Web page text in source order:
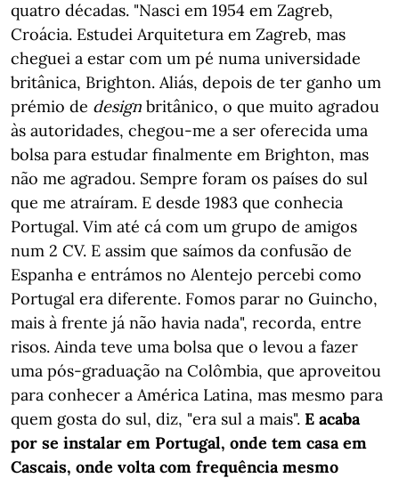
quatro décadas. "Nasci em 1954 em Zagreb,
Croácia. Estudei Arquitetura em Zagreb, mas
cheguei a estar com um pé numa universidade
britânica, Brighton. Aliás, depois de ter ganho um
prémio de design britânico, o que muito agradou
às autoridades, chegou-me a ser oferecida uma
bolsa para estudar finalmente em Brighton, mas
não me agradou. Sempre foram os países do sul
que me atraíram. E desde 1983 que conhecia
Portugal. Vim até cá com um grupo de amigos
num 2 CV. E assim que saímos da confusão de
Espanha e entrámos no Alentejo percebi como
Portugal era diferente. Fomos parar no Guincho,
mais à frente já não havia nada", recorda, entre
risos. Ainda teve uma bolsa que o levou a fazer
uma pós-graduação na Colômbia, que aproveitou
para conhecer a América Latina, mas mesmo para
quem gosta do sul, diz, "era sul a mais". E acaba
por se instalar em Portugal, onde tem casa em
Cascais, onde volta com frequência mesmo